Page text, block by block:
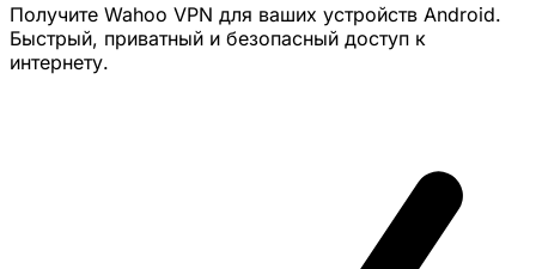
Получите Wahoo VPN для ваших устройств Android.
Быстрый, приватный и безопасный доступ к
интернету.